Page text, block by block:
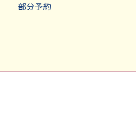
部分予約